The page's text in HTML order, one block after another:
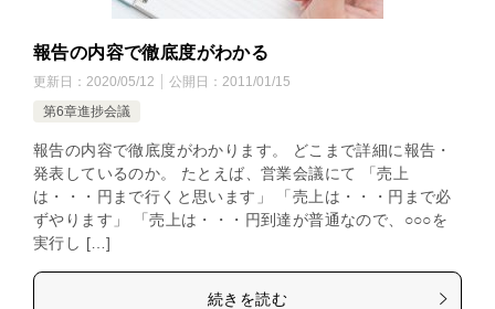
報告の内容で徹底度がわかる
更新日： 2020/05/12 公開日： 2011/01/15
第6章進捗会議
報告の内容で徹底度がわかります。 どこまで詳細に報告・
発表しているのか。 たとえば、営業会議にて 「売上
は・・・円まで行くと思います」 「売上は・・・円まで必
ずやります」 「売上は・・・円到達が普通なので、○○○を
実行し […]
続きを読む